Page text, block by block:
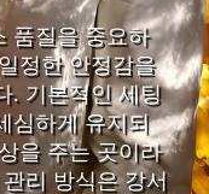
품질을 중요하
정한 안정감을
. 기본적인 세팅
심하게 유지되
을 주는 곳이라
리 방식은 강서